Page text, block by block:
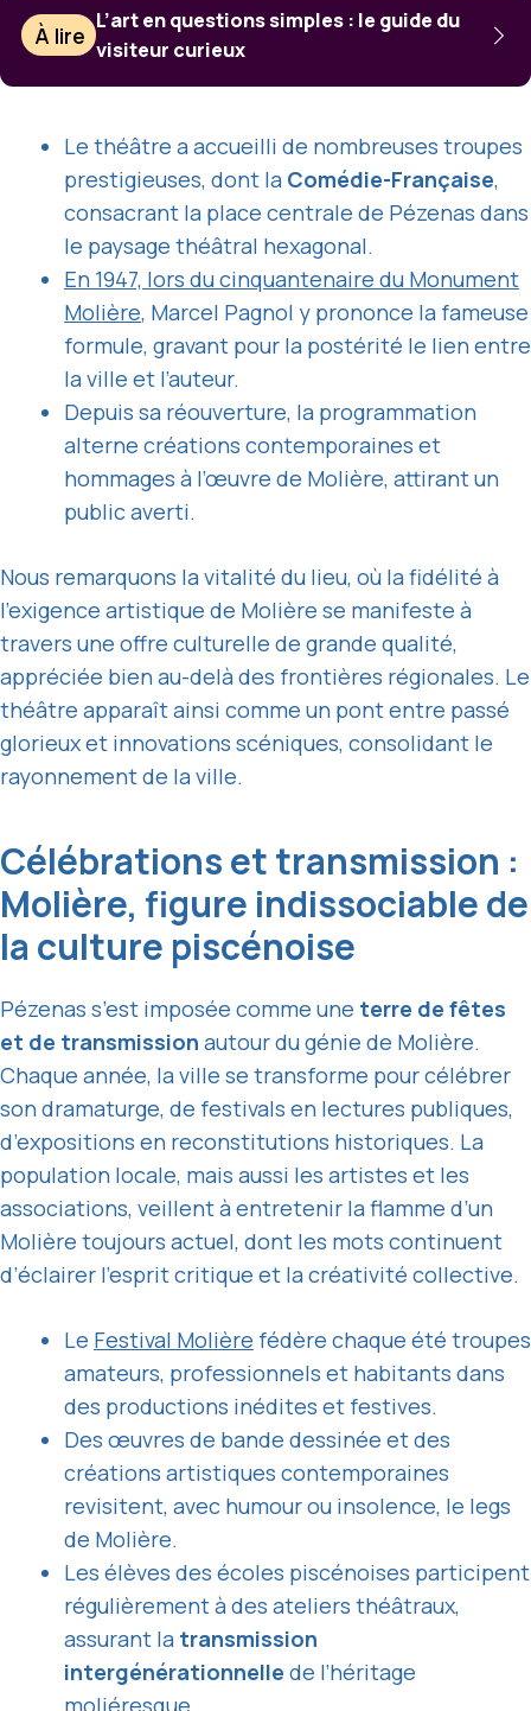
À lire
L’art en questions simples : le guide du
visiteur curieux
Le théâtre a accueilli de nombreuses troupes
prestigieuses, dont la Comédie-Française,
consacrant la place centrale de Pézenas dans
le paysage théâtral hexagonal.
En 1947, lors du cinquantenaire du Monument
Molière, Marcel Pagnol y prononce la fameuse
formule, gravant pour la postérité le lien entre
la ville et l’auteur.
Depuis sa réouverture, la programmation
alterne créations contemporaines et
hommages à l’œuvre de Molière, attirant un
public averti.
Nous remarquons la vitalité du lieu, où la fidélité à
l’exigence artistique de Molière se manifeste à
travers une offre culturelle de grande qualité,
appréciée bien au-delà des frontières régionales. Le
théâtre apparaît ainsi comme un pont entre passé
glorieux et innovations scéniques, consolidant le
rayonnement de la ville.
Célébrations et transmission :
Molière, figure indissociable de
la culture piscénoise
Pézenas s’est imposée comme une terre de fêtes
et de transmission autour du génie de Molière.
Chaque année, la ville se transforme pour célébrer
son dramaturge, de festivals en lectures publiques,
d’expositions en reconstitutions historiques. La
population locale, mais aussi les artistes et les
associations, veillent à entretenir la flamme d’un
Molière toujours actuel, dont les mots continuent
d’éclairer l’esprit critique et la créativité collective.
Le Festival Molière fédère chaque été troupes
amateurs, professionnels et habitants dans
des productions inédites et festives.
Des œuvres de bande dessinée et des
créations artistiques contemporaines
revisitent, avec humour ou insolence, le legs
de Molière.
Les élèves des écoles piscénoises participent
régulièrement à des ateliers théâtraux,
assurant la transmission
intergénérationnelle de l’héritage
moliéresque.